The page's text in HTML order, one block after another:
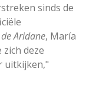
sinds de
deAridane, María
deze
uitkijken,"